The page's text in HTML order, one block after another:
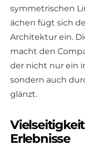
symmetrischen
ächen fügt sich
Architektur ein.
macht den
der nicht nur ein
sondern auch
glänzt.
Erlebnisse